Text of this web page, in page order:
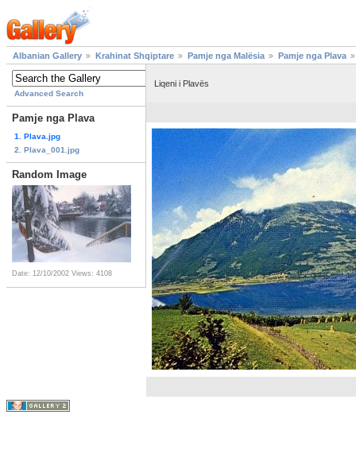
Albanian Gallery Krahinat Shqiptare Pamje nga Malësia Pamje nga Plava
Advanced Search
Pamje nga Plava
1. Plava.jpg
2. Plava_001.jpg
Random Image
Date: 12/10/2002 Views: 4108
Liqeni i Plavës